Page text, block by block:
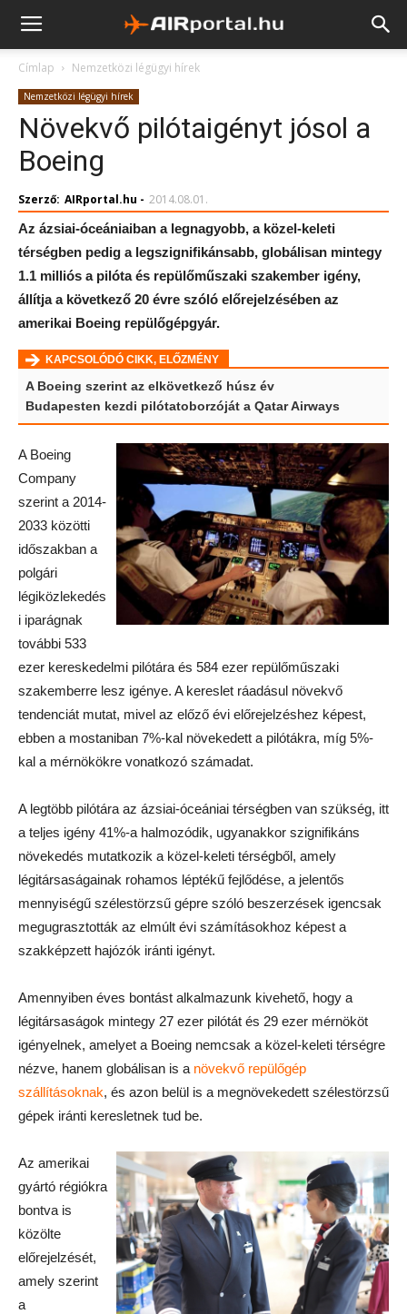
Címlap Nemzetközi légügyi hírek
Nemzetközi légügyi hírek
Növekvő pilótaigényt jósol a
Boeing
Szerző: AIRportal.hu - 2014.08.01.
Az ázsiai-óceániaiban a legnagyobb, a közel-keleti
térségben pedig a legszignifikánsabb, globálisan mintegy
1.1 milliós a pilóta és repülőműszaki szakember igény,
állítja a következő 20 évre szóló előrejelzésében az
amerikai Boeing repülőgépgyár.
KAPCSOLÓDÓ CIKK, ELŐZMÉNY
A Boeing szerint az elkövetkező húsz év
Budapesten kezdi pilótatoborzóját a Qatar Airways
A Boeing
Company
szerint a 2014-
2033 közötti
időszakban a
polgári
légiközlekedés
i iparágnak
további 533
ezer kereskedelmi pilótára és 584 ezer repülőműszaki
szakemberre lesz igénye. A kereslet ráadásul növekvő
tendenciát mutat, mivel az előző évi előrejelzéshez képest,
ebben a mostaniban 7%-kal növekedett a pilótákra, míg 5%-
kal a mérnökökre vonatkozó számadat.
A legtöbb pilótára az ázsiai-óceániai térségben van szükség, itt
a teljes igény 41%-a halmozódik, ugyanakkor szignifikáns
növekedés mutatkozik a közel-keleti térségből, amely
légitársaságainak rohamos léptékű fejlődése, a jelentős
mennyiségű szélestörzsű gépre szóló beszerzések igencsak
megugrasztották az elmúlt évi számításokhoz képest a
szakképzett hajózók iránti igényt.
Amennyiben éves bontást alkalmazunk kivehető, hogy a
légitársaságok mintegy 27 ezer pilótát és 29 ezer mérnököt
igényelnek, amelyet a Boeing nemcsak a közel-keleti térségre
nézve, hanem globálisan is a növekvő repülőgép
szállításoknak, és azon belül is a megnövekedett szélestörzsű
gépek iránti keresletnek tud be.
Az amerikai
gyártó régiókra
bontva is
közölte
előrejelzését,
amely szerint
a